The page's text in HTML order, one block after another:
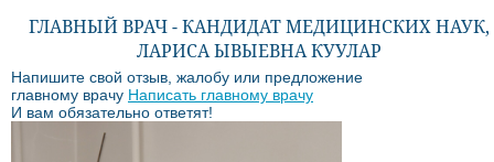
ГЛАВНЫЙ ВРАЧ - КАНДИДАТ МЕДИЦИНСКИХ НАУК,
ЛАРИСА ЫВЫЕВНА КУУЛАР
Напишите свой отзыв, жалобу или предложение
главному врачу Написать главному врачу
И вам обязательно ответят!